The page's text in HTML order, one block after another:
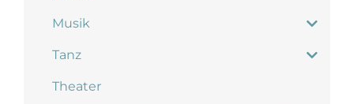
Musik
Tanz
Theater